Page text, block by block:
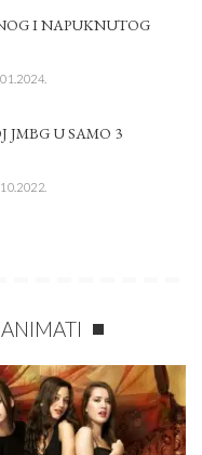
I NAPUKNUTOG
JMBG U SAMO 3